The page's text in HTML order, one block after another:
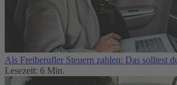
Als Freiberufler Steuern zahlen: Das solltest
Lesezeit: 6 Min.